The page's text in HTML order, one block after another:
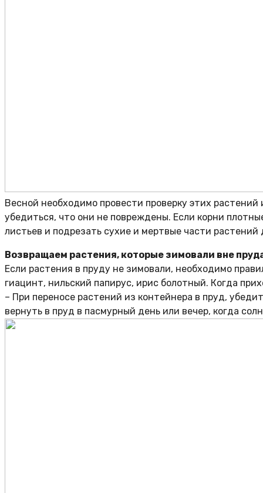
Весной необходимо провести проверку этих
убедиться, что они не повреждены. Если корни
листьев и подрезать сухие и мертвые части
Возвращаем растения, которые зимовали вне
Если растения в пруду не зимовали, необходимо
гиацинт, нильский папирус, ирис болотный. Когда
– При переносе растений из контейнера в пруд,
вернуть в пруд в пасмурный день или вечер, когда